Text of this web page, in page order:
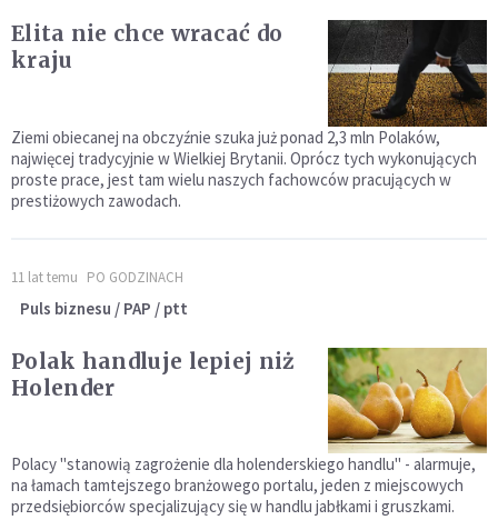
Elita nie chce wracać do
kraju
Ziemi obiecanej na obczyźnie szuka już ponad 2,3 mln Polaków,
najwięcej tradycyjnie w Wielkiej Brytanii. Oprócz tych wykonujących
proste prace, jest tam wielu naszych fachowców pracujących w
prestiżowych zawodach.
11 lat temu PO GODZINACH
Puls biznesu / PAP / ptt
Polak handluje lepiej niż
Holender
Polacy "stanowią zagrożenie dla holenderskiego handlu" - alarmuje,
na łamach tamtejszego branżowego portalu, jeden z miejscowych
przedsiębiorców specjalizujący się w handlu jabłkami i gruszkami.